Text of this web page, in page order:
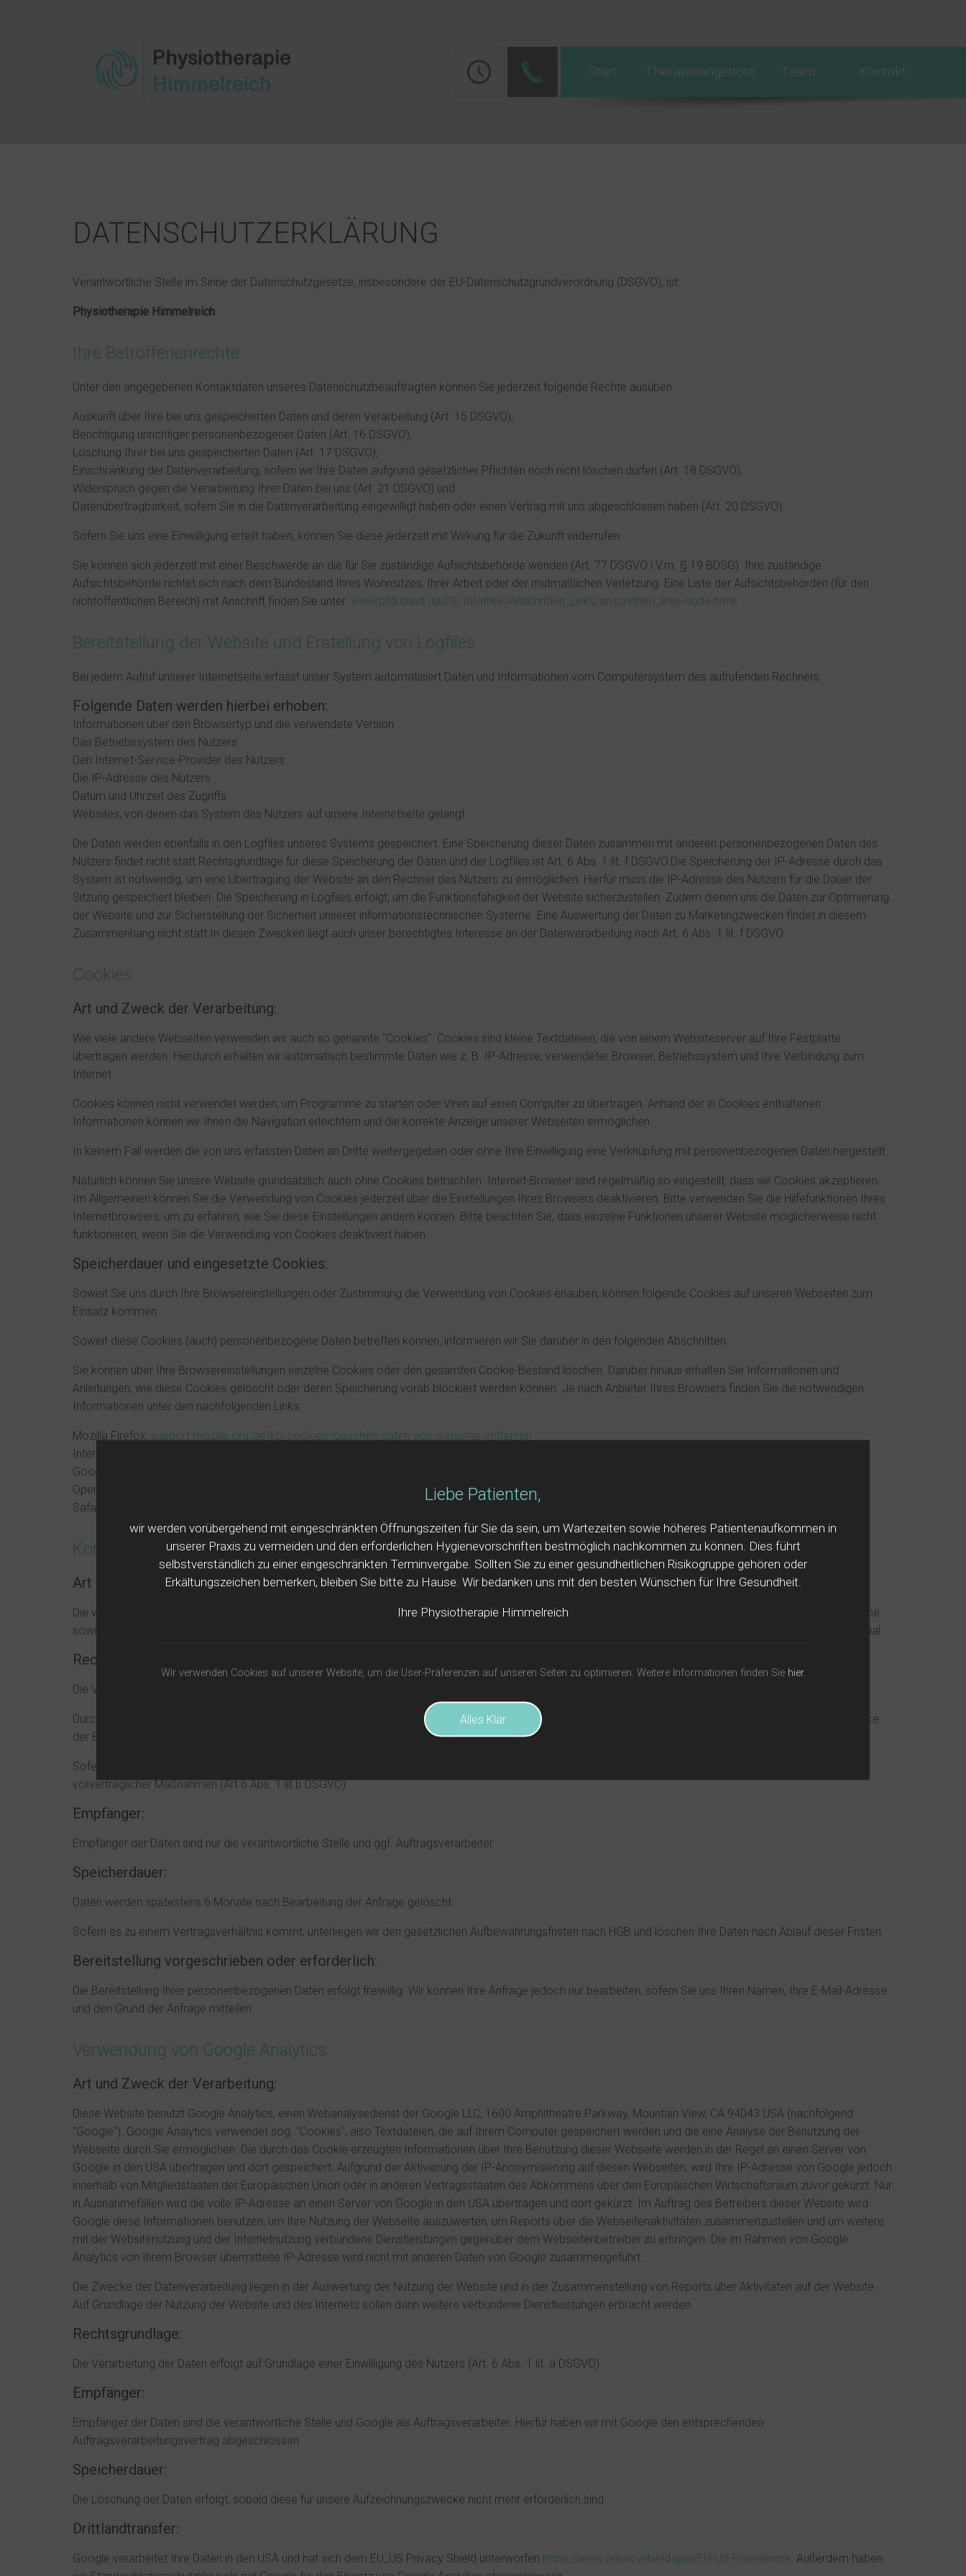
Liebe Patienten,
wir werden vorübergehend mit eingeschränkten Öffnungszeiten für Sie da sein, um Wartezeiten sowie höheres Patientenaufkommen in
unserer Praxis zu vermeiden und den erforderlichen Hygienevorschriften bestmöglich nachkommen zu können. Dies führt
selbstverständlich zu einer eingeschränkten Terminvergabe. Sollten Sie zu einer gesundheitlichen Risikogruppe gehören oder
Erkältungszeichen bemerken, bleiben Sie bitte zu Hause. Wir bedanken uns mit den besten Wünschen für Ihre Gesundheit.
Ihre Physiotherapie Himmelreich
Wir verwenden Cookies auf unserer Website, um die User-Präferenzen auf unseren Seiten zu optimieren. Weitere Informationen finden Sie hier.
Alles Klar
Start Therapieangebote Team Kontakt
DATENSCHUTZERKLÄRUNG
Verantwortliche Stelle im Sinne der Datenschutzgesetze, insbesondere der EU-Datenschutzgrundverordnung (DSGVO), ist:
Physiotherapie Himmelreich
Ihre Betroffenenrechte
Unter den angegebenen Kontaktdaten unseres Datenschutzbeauftragten können Sie jederzeit folgende Rechte ausüben:
Auskunft über Ihre bei uns gespeicherten Daten und deren Verarbeitung (Art. 15 DSGVO),
Berichtigung unrichtiger personenbezogener Daten (Art. 16 DSGVO),
Löschung Ihrer bei uns gespeicherten Daten (Art. 17 DSGVO),
Einschränkung der Datenverarbeitung, sofern wir Ihre Daten aufgrund gesetzlicher Pflichten noch nicht löschen dürfen (Art. 18 DSGVO),
Widerspruch gegen die Verarbeitung Ihrer Daten bei uns (Art. 21 DSGVO) und
Datenübertragbarkeit, sofern Sie in die Datenverarbeitung eingewilligt haben oder einen Vertrag mit uns abgeschlossen haben (Art. 20 DSGVO).
Sofern Sie uns eine Einwilligung erteilt haben, können Sie diese jederzeit mit Wirkung für die Zukunft widerrufen.
Sie können sich jederzeit mit einer Beschwerde an die für Sie zuständige Aufsichtsbehörde wenden (Art. 77 DSGVO i.V.m. § 19 BDSG). Ihre zuständige
Aufsichtsbehörde richtet sich nach dem Bundesland Ihres Wohnsitzes, Ihrer Arbeit oder der mutmaßlichen Verletzung. Eine Liste der Aufsichtsbehörden (für den
nichtöffentlichen Bereich) mit Anschrift finden Sie unter: www.bfdi.bund.de/DE/Infothek/Anschriften_Links/anschriften_links-node.html.
Bereitstellung der Website und Erstellung von Logfiles
Bei jedem Aufruf unserer Internetseite erfasst unser System automatisiert Daten und Informationen vom Computersystem des aufrufenden Rechners.
Folgende Daten werden hierbei erhoben:
Informationen über den Browsertyp und die verwendete Version
Das Betriebssystem des Nutzers
Den Internet-Service-Provider des Nutzers
Die IP-Adresse des Nutzers
Datum und Uhrzeit des Zugriffs
Websites, von denen das System des Nutzers auf unsere Internetseite gelangt
Die Daten werden ebenfalls in den Logfiles unseres Systems gespeichert. Eine Speicherung dieser Daten zusammen mit anderen personenbezogenen Daten des
Nutzers findet nicht statt.Rechtsgrundlage für diese Speicherung der Daten und der Logfiles ist Art. 6 Abs. 1 lit. f DSGVO.Die Speicherung der IP-Adresse durch das
System ist notwendig, um eine Übertragung der Website an den Rechner des Nutzers zu ermöglichen. Hierfür muss die IP-Adresse des Nutzers für die Dauer der
Sitzung gespeichert bleiben. Die Speicherung in Logfiles erfolgt, um die Funktionsfähigkeit der Website sicherzustellen. Zudem dienen uns die Daten zur Optimierung
der Website und zur Sicherstellung der Sicherheit unserer informationstechnischen Systeme. Eine Auswertung der Daten zu Marketingzwecken findet in diesem
Zusammenhang nicht statt.In diesen Zwecken liegt auch unser berechtigtes Interesse an der Datenverarbeitung nach Art. 6 Abs. 1 lit. f DSGVO.
Cookies
Art und Zweck der Verarbeitung:
Wie viele andere Webseiten verwenden wir auch so genannte "Cookies". Cookies sind kleine Textdateien, die von einem Websiteserver auf Ihre Festplatte
übertragen werden. Hierdurch erhalten wir automatisch bestimmte Daten wie z. B. IP-Adresse, verwendeter Browser, Betriebssystem und Ihre Verbindung zum
Internet.
Cookies können nicht verwendet werden, um Programme zu starten oder Viren auf einen Computer zu übertragen. Anhand der in Cookies enthaltenen
Informationen können wir Ihnen die Navigation erleichtern und die korrekte Anzeige unserer Webseiten ermöglichen.
In keinem Fall werden die von uns erfassten Daten an Dritte weitergegeben oder ohne Ihre Einwilligung eine Verknüpfung mit personenbezogenen Daten hergestellt.
Natürlich können Sie unsere Website grundsätzlich auch ohne Cookies betrachten. Internet-Browser sind regelmäßig so eingestellt, dass sie Cookies akzeptieren.
Im Allgemeinen können Sie die Verwendung von Cookies jederzeit über die Einstellungen Ihres Browsers deaktivieren. Bitte verwenden Sie die Hilfefunktionen Ihres
Internetbrowsers, um zu erfahren, wie Sie diese Einstellungen ändern können. Bitte beachten Sie, dass einzelne Funktionen unserer Website möglicherweise nicht
funktionieren, wenn Sie die Verwendung von Cookies deaktiviert haben.
Speicherdauer und eingesetzte Cookies:
Soweit Sie uns durch Ihre Browsereinstellungen oder Zustimmung die Verwendung von Cookies erlauben, können folgende Cookies auf unseren Webseiten zum
Einsatz kommen:
Soweit diese Cookies (auch) personenbezogene Daten betreffen können, informieren wir Sie darüber in den folgenden Abschnitten.
Sie können über Ihre Browsereinstellungen einzelne Cookies oder den gesamten Cookie-Bestand löschen. Darüber hinaus erhalten Sie Informationen und
Anleitungen, wie diese Cookies gelöscht oder deren Speicherung vorab blockiert werden können. Je nach Anbieter Ihres Browsers finden Sie die notwendigen
Informationen unter den nachfolgenden Links:
Mozilla Firefox: support.mozilla.org/de/kb/cookies-loeschen-daten-von-websites-entfernen
Internet Explorer:
Google Chrome:
Opera:
Safari:
Kontaktformular
Art und Zweck der Verarbeitung:
Die von Ihnen eingegebenen Daten werden zum Zweck der individuellen Kommunikation mit Ihnen gespeichert. Hierfür ist die Angabe einer validen E-Mail-Adresse
sowie Ihres Namens erforderlich. Diese dient der Zuordnung der Anfrage und der anschließenden Beantwortung derselben. Die Angabe weiterer Daten ist optional.
Rechtsgrundlage:
Die Verarbeitung der in das Kontaktformular eingegebenen Daten erfolgt auf der Grundlage eines berechtigten Interesses (Art 6 Abs. 1 lit f DSGVO).
Durch Bereitstellung des Kontaktformulars möchten wir Ihnen eine unkomplizierte Kontaktaufnahme ermöglichen. Ihre gemachten Angaben werden zum Zwecke
der Bearbeitung der Anfrage sowie für mögliche Anschlussfragen gespeichert.
Sofern Sie mit uns Kontakt aufnehmen, um ein Angebot zu erfragen, erfolgt die Verarbeitung der in das Kontaktformular eingegebenen Daten zur Durchführung
vorvertraglicher Maßnahmen (Art 6 Abs. 1 lit b DSGVO).
Empfänger:
Empfänger der Daten sind nur die verantwortliche Stelle und ggf. Auftragsverarbeiter.
Speicherdauer:
Daten werden spätestens 6 Monate nach Bearbeitung der Anfrage gelöscht.
Sofern es zu einem Vertragsverhältnis kommt, unterliegen wir den gesetzlichen Aufbewahrungsfristen nach HGB und löschen Ihre Daten nach Ablauf dieser Fristen.
Bereitstellung vorgeschrieben oder erforderlich:
Die Bereitstellung Ihrer personenbezogenen Daten erfolgt freiwillig. Wir können Ihre Anfrage jedoch nur bearbeiten, sofern Sie uns Ihren Namen, Ihre E-Mail-Adresse
und den Grund der Anfrage mitteilen.
Verwendung von Google Analytics
Art und Zweck der Verarbeitung:
Diese Website benutzt Google Analytics, einen Webanalysedienst der Google LLC, 1600 Amphitheatre Parkway, Mountain View, CA 94043 USA (nachfolgend:
"Google"). Google Analytics verwendet sog. "Cookies", also Textdateien, die auf Ihrem Computer gespeichert werden und die eine Analyse der Benutzung der
Webseite durch Sie ermöglichen. Die durch das Cookie erzeugten Informationen über Ihre Benutzung dieser Webseite werden in der Regel an einen Server von
Google in den USA übertragen und dort gespeichert. Aufgrund der Aktivierung der IP-Anonymisierung auf diesen Webseiten, wird Ihre IP-Adresse von Google jedoch
innerhalb von Mitgliedstaaten der Europäischen Union oder in anderen Vertragsstaaten des Abkommens über den Europäischen Wirtschaftsraum zuvor gekürzt. Nur
in Ausnahmefällen wird die volle IP-Adresse an einen Server von Google in den USA übertragen und dort gekürzt. Im Auftrag des Betreibers dieser Website wird
Google diese Informationen benutzen, um Ihre Nutzung der Webseite auszuwerten, um Reports über die Webseitenaktivitäten zusammenzustellen und um weitere
mit der Websitenutzung und der Internetnutzung verbundene Dienstleistungen gegenüber dem Webseitenbetreiber zu erbringen. Die im Rahmen von Google
Analytics von Ihrem Browser übermittelte IP-Adresse wird nicht mit anderen Daten von Google zusammengeführt.
Die Zwecke der Datenverarbeitung liegen in der Auswertung der Nutzung der Website und in der Zusammenstellung von Reports über Aktivitäten auf der Website.
Auf Grundlage der Nutzung der Website und des Internets sollen dann weitere verbundene Dienstleistungen erbracht werden.
Rechtsgrundlage:
Die Verarbeitung der Daten erfolgt auf Grundlage einer Einwilligung des Nutzers (Art. 6 Abs. 1 lit. a DSGVO).
Empfänger:
Empfänger der Daten sind die verantwortliche Stelle und Google als Auftragsverarbeiter. Hierfür haben wir mit Google den entsprechenden
Auftragsverarbeitungsvertrag abgeschlossen.
Speicherdauer:
Die Löschung der Daten erfolgt, sobald diese für unsere Aufzeichnungszwecke nicht mehr erforderlich sind.
Drittlandtransfer:
Google verarbeitet Ihre Daten in den USA und hat sich dem EU_US Privacy Shield unterworfen https://www.privacyshield.gov/EU-US-Framework. Außerdem haben